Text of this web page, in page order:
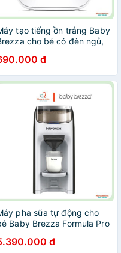
tạo tiếng ồn trắng Baby
cho bé có đèn ngủ,
Kids
đ
pha sữa tự động cho
Baby Brezza Formula Pro
minh Hoa Kỳ
đ